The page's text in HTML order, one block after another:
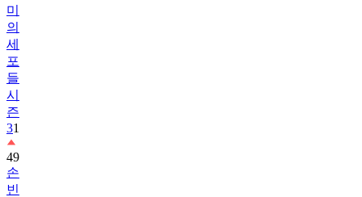
미
의
세
포
들
시
즌
31
49
손
빈